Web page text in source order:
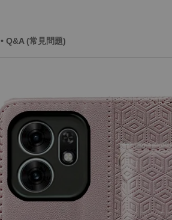
• Q&A (常見問題)